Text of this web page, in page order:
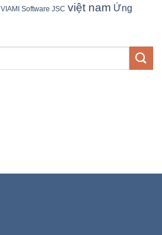
VIAMI Software JSC việt nam Ứng